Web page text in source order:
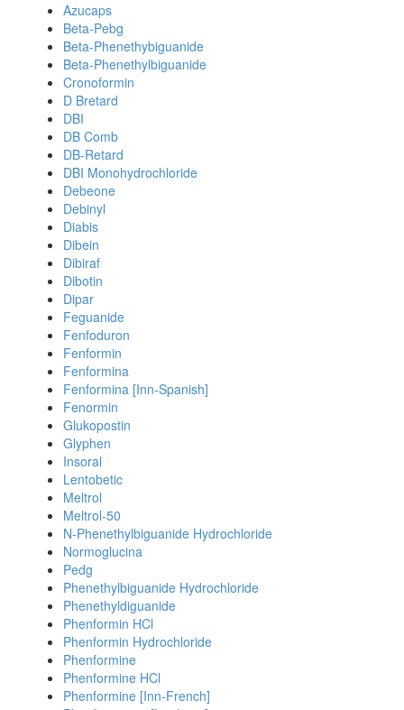
Azucaps
Beta-Pebg
Beta-Phenethybiguanide
Beta-Phenethylbiguanide
Cronoformin
D Bretard
DBI
DB Comb
DB-Retard
DBI Monohydrochloride
Debeone
Debinyl
Diabis
Dibein
Dibiraf
Dibotin
Dipar
Feguanide
Fenfoduron
Fenformin
Fenformina
Fenformina [Inn-Spanish]
Fenormin
Glukopostin
Glyphen
Insoral
Lentobetic
Meltrol
Meltrol-50
N-Phenethylbiguanide Hydrochloride
Normoglucina
Pedg
Phenethylbiguanide Hydrochloride
Phenethyldiguanide
Phenformin HCl
Phenformin Hydrochloride
Phenformine
Phenformine HCl
Phenformine [Inn-French]